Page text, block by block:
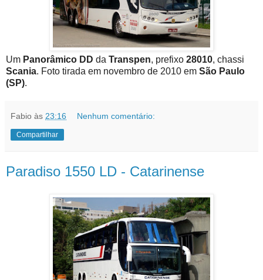
Um Panorâmico DD da Transpen, prefixo 28010, chassi
Scania. Foto tirada em novembro de 2010 em São Paulo
(SP).
Fabio às 23:16 Nenhum comentário:
Compartilhar
Paradiso 1550 LD - Catarinense